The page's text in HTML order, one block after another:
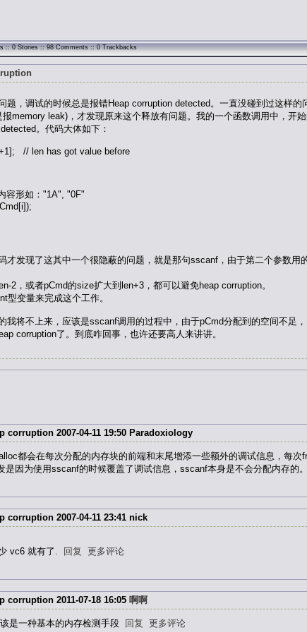
:: 0 Stories :: 98 Comments :: 0 Trackbacks
题，调试的时候总是报错Heap corruption detected。一直没碰到过这样
memory leak)，才发现原来这个释放有问题。我的一个函数调用中，开
。代码大体如下：
// len has got value before
形如："1A", "0F"
才发现了这其中一个很隐蔽的问题，就是那句sscanf，由于第二个参数
2，或者pCmd的size扩大到len+3，都可以避免heap corruption。
型变量来完成这个工作。
我将不上来，应该是sscanf调用的过程中，由于pCmd分配到的空间不足
corruption了。到底咋回事，也许还要高人来讲讲。
corruption 2007-04-11 19:50 Paradoxiology
都会在每次分配的内存块的前端和末尾增添一些额外的调试信息，每
是因为使用sscanf的时候覆盖了调试信息，sscanf本身是不会分配内存的
corruption 2007-04-11 23:41 nick
vc6 就有了. 回复 更多评论
corruption 2011-07-18 16:05 啊啊
是一种基本的内存检测手段 回复 更多评论